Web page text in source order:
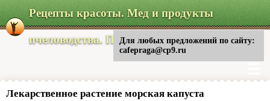
Рецепты красоты. Мед и продукты
пчеловодства. Питание
Лекарственное растение морская капуста
Для любых предложений по сайту:
cafepraga@cp9.ru